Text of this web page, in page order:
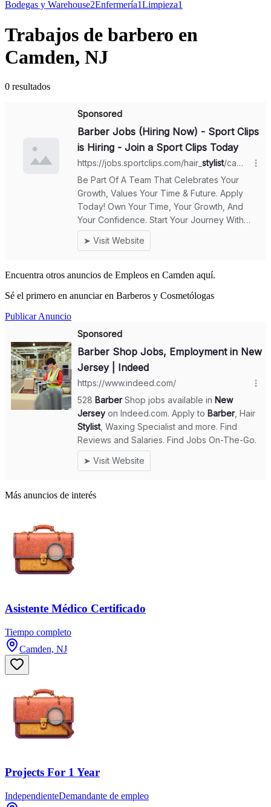
Bodegas y Warehouse2Enfermería1Limpieza1
Trabajos de barbero en
Camden, NJ
0 resultados
Encuentra otros anuncios de Empleos en Camden aquí.
Sé el primero en anunciar en Barberos y Cosmetólogas
Publicar Anuncio
Más anuncios de interés
Asistente Médico Certificado
Tiempo completo
Camden, NJ
Projects For 1 Year
IndependienteDemandante de empleo